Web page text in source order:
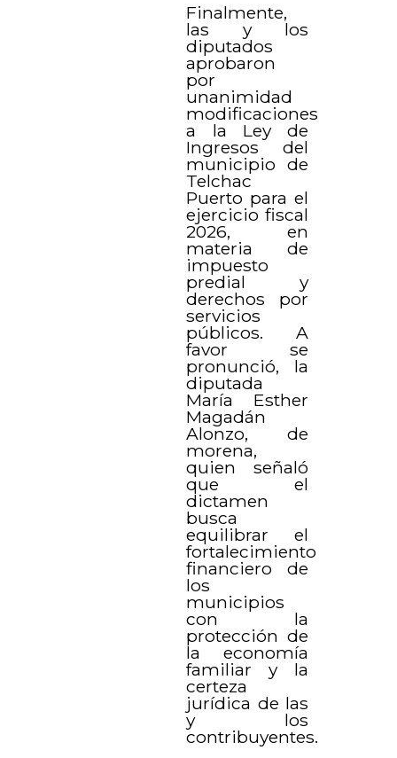
Finalmente,
las y los
diputados
aprobaron
por
unanimidad
modificaciones
a la Ley de
Ingresos del
municipio de
Telchac
Puerto para el
ejercicio fiscal
2026, en
materia de
impuesto
predial y
derechos por
servicios
públicos. A
favor se
pronunció, la
diputada
María Esther
Magadán
Alonzo, de
morena,
quien señaló
que el
dictamen
busca
equilibrar el
fortalecimiento
financiero de
los
municipios
con la
protección de
la economía
familiar y la
certeza
jurídica de las
y los
contribuyentes.